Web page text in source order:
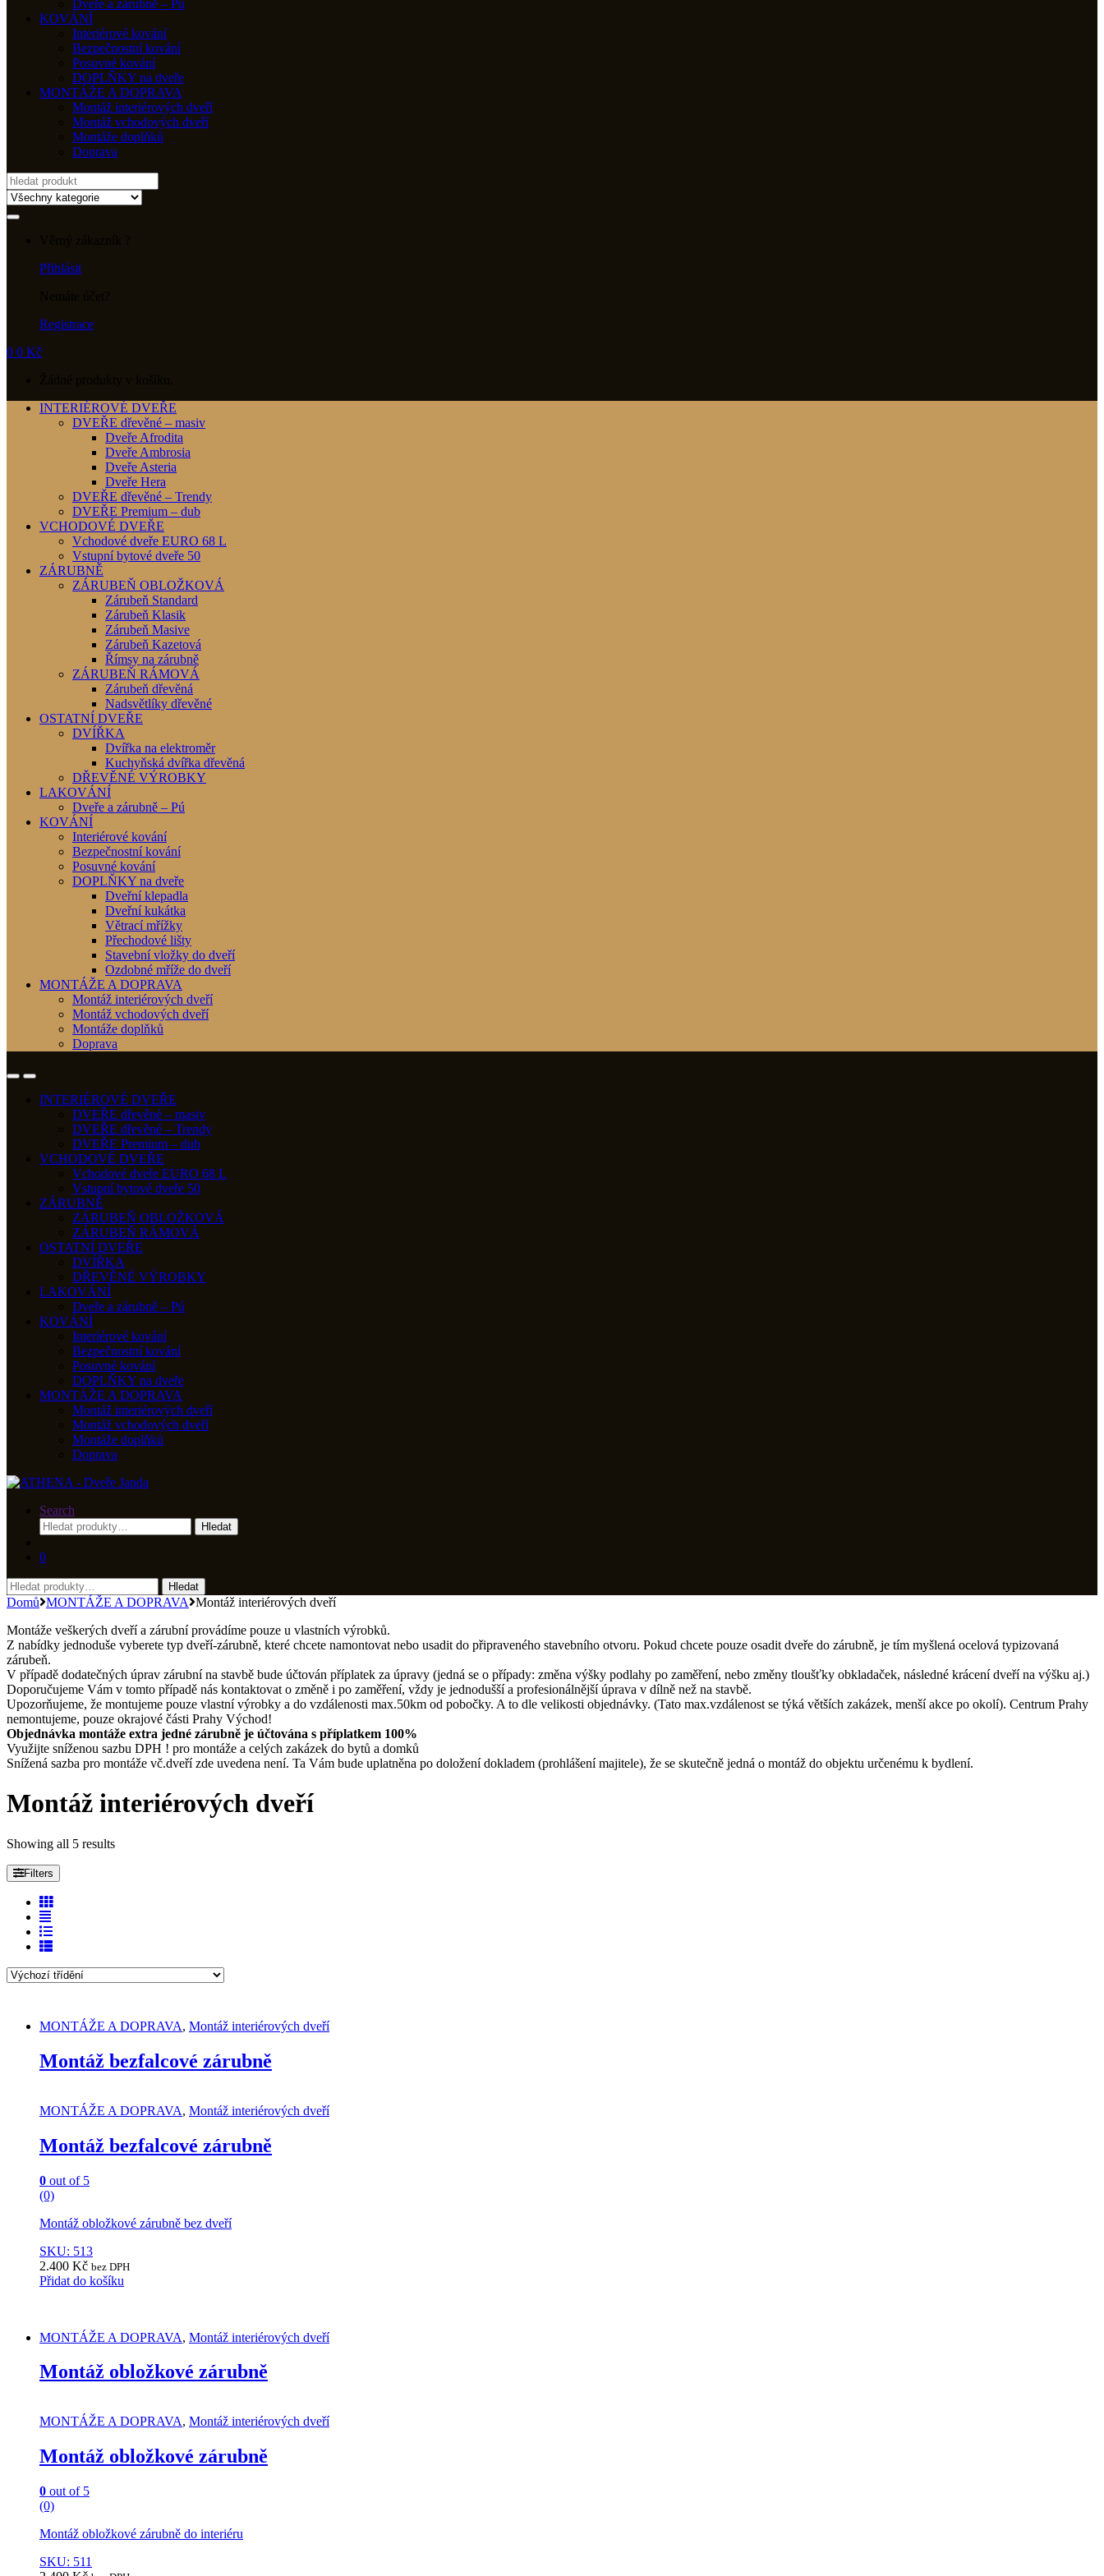
Dveře a zárubně – Pú
KOVÁNÍ
Interiérové kování
Bezpečnostní kování
Posuvné kování
DOPLŇKY na dveře
MONTÁŽE A DOPRAVA
Montáž interiérových dveří
Montáž vchodových dveří
Montáže doplňků
Doprava
Search
for:
Přihlásit
Registrace
0 0 Kč
INTERIÉROVÉ DVEŘE
DVEŘE dřevěné – masiv
Dveře Afrodita
Dveře Ambrosia
Dveře Asteria
Dveře Hera
DVEŘE dřevěné – Trendy
DVEŘE Premium – dub
VCHODOVÉ DVEŘE
Vchodové dveře EURO 68 L
Vstupní bytové dveře 50
ZÁRUBNĚ
ZÁRUBEŇ OBLOŽKOVÁ
Zárubeň Standard
Zárubeň Klasik
Zárubeň Masive
Zárubeň Kazetová
Římsy na zárubně
ZÁRUBEŇ RÁMOVÁ
Zárubeň dřevěná
Nadsvětlíky dřevěné
OSTATNÍ DVEŘE
DVÍŘKA
Dvířka na elektroměr
Kuchyňská dvířka dřevěná
DŘEVĚNÉ VÝROBKY
LAKOVÁNÍ
Dveře a zárubně – Pú
KOVÁNÍ
Interiérové kování
Bezpečnostní kování
Posuvné kování
DOPLŇKY na dveře
Dveřní klepadla
Dveřní kukátka
Větrací mřížky
Přechodové lišty
Stavební vložky do dveří
Ozdobné mříže do dveří
MONTÁŽE A DOPRAVA
Montáž interiérových dveří
Montáž vchodových dveří
Montáže doplňků
Doprava
INTERIÉROVÉ DVEŘE
DVEŘE dřevěné – masiv
DVEŘE dřevěné – Trendy
DVEŘE Premium – dub
VCHODOVÉ DVEŘE
Vchodové dveře EURO 68 L
Vstupní bytové dveře 50
ZÁRUBNĚ
ZÁRUBEŇ OBLOŽKOVÁ
ZÁRUBEŇ RÁMOVÁ
OSTATNÍ DVEŘE
DVÍŘKA
DŘEVĚNÉ VÝROBKY
LAKOVÁNÍ
Dveře a zárubně – Pú
KOVÁNÍ
Interiérové kování
Bezpečnostní kování
Posuvné kování
DOPLŇKY na dveře
MONTÁŽE A DOPRAVA
Montáž interiérových dveří
Montáž vchodových dveří
Montáže doplňků
Doprava
Search
Hledat:
Hledat
0
Hledat:
Hledat
Domů MONTÁŽE A DOPRAVA Montáž interiérových dveří
Montáže veškerých dveří a zárubní provádíme pouze u vlastních výrobků.
Z nabídky jednoduše vyberete typ dveří-zárubně, které chcete namontovat nebo usadit do připraveného stavebního otvoru. Pokud chcete pouze osadit dveře do zárubně, je tím myšlená ocelová typizovaná
zárubeň.
V případě dodatečných úprav zárubní na stavbě bude účtován příplatek za úpravy (jedná se o případy: změna výšky podlahy po zaměření, nebo změny tloušťky obkladaček, následné krácení dveří na výšku aj.)
Doporučujeme Vám v tomto případě nás kontaktovat o změně i po zaměření, vždy je jednodušší a profesionálnější úprava v dílně než na stavbě.
Upozorňujeme, že montujeme pouze vlastní výrobky a do vzdálenosti max.50km od pobočky. A to dle velikosti objednávky. (Tato max.vzdálenost se týká větších zakázek, menší akce po okolí). Centrum Prahy
nemontujeme, pouze okrajové části Prahy Východ!
Objednávka montáže extra jedné zárubně je účtována s příplatkem 100%
Využijte sníženou sazbu DPH ! pro montáže a celých zakázek do bytů a domků
Snížená sazba pro montáže vč.dveří zde uvedena není. Ta Vám bude uplatněna po doložení dokladem (prohlášení majitele), že se skutečně jedná o montáž do objektu určenému k bydlení.
Montáž interiérových dveří
Showing all 5 results
Filters
MONTÁŽE A DOPRAVA, Montáž interiérových dveří
Montáž bezfalcové zárubně
MONTÁŽE A DOPRAVA, Montáž interiérových dveří
Montáž bezfalcové zárubně
0 out of 5
(0)
Montáž obložkové zárubně bez dveří
SKU: 513
2.400 Kč bez DPH
Přidat do košíku
MONTÁŽE A DOPRAVA, Montáž interiérových dveří
Montáž obložkové zárubně
MONTÁŽE A DOPRAVA, Montáž interiérových dveří
Montáž obložkové zárubně
0 out of 5
(0)
Montáž obložkové zárubně do interiéru
SKU: 511